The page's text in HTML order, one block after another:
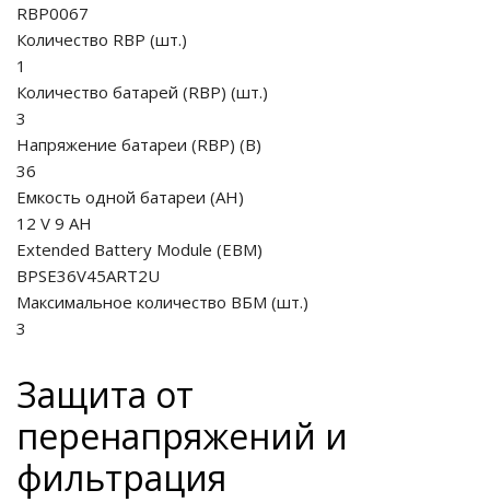
RBP0067
Количество RBP (шт.)
1
Количество батарей (RBP) (шт.)
3
Напряжение батареи (RBP) (В)
36
Емкость одной батареи (AH)
12 V 9 AH
Extended Battery Module (EBM)
BPSE36V45ART2U
Максимальное количество ВБМ (шт.)
3
Защита от
перенапряжений и
фильтрация